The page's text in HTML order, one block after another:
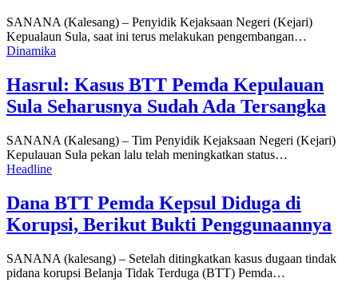
SANANA (Kalesang) – Penyidik Kejaksaan Negeri (Kejari)
Kepualaun Sula, saat ini terus melakukan pengembangan…
Dinamika
Hasrul: Kasus BTT Pemda Kepulauan
Sula Seharusnya Sudah Ada Tersangka
SANANA (Kalesang) – Tim Penyidik Kejaksaan Negeri (Kejari)
Kepulauan Sula pekan lalu telah meningkatkan status…
Headline
Dana BTT Pemda Kepsul Diduga di
Korupsi, Berikut Bukti Penggunaannya
SANANA (kalesang) – Setelah ditingkatkan kasus dugaan tindak
pidana korupsi Belanja Tidak Terduga (BTT) Pemda…